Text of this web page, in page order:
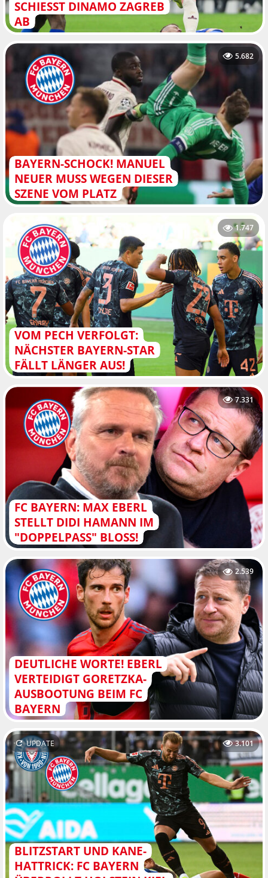
SCHIESST DINAMO ZAGREB A
B
BAYERN-SCHOCK! MANUEL
NEUER MUSS WEGEN DIESER
SZENE VOM PLATZ
5.682
VOM PECH VERFOLGT:
NÄCHSTER BAYERN-STAR
FÄLLT LÄNGER AUS!
1.747
FC BAYERN: MAX EBERL
STELLT DIDI HAMANN IM
"DOPPELPASS" BLOSS!
7.331
DEUTLICHE WORTE! EBERL
VERTEIDIGT GORETZKA-
AUSBOOTUNG BEIM FC
BAYERN
2.539
BLITZSTART UND KANE-
HATTRICK: FC BAYERN
UPDATE 3.101